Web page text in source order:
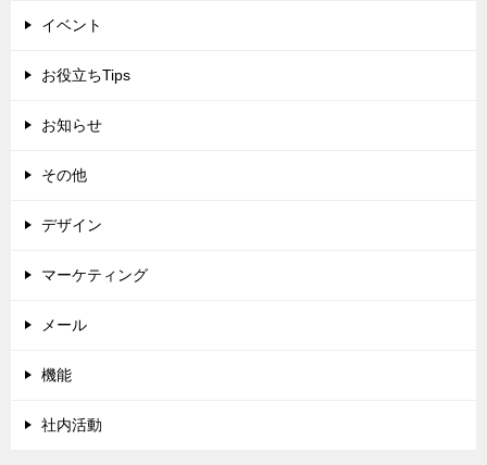
イベント
お役立ちTips
お知らせ
その他
デザイン
マーケティング
メール
機能
社内活動